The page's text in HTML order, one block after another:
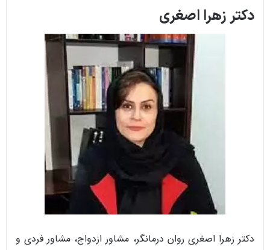
دکتر زهرا اصغری
دکتر زهرا اصغری روان درمانگر، مشاور ازدواج، مشاور فردی و